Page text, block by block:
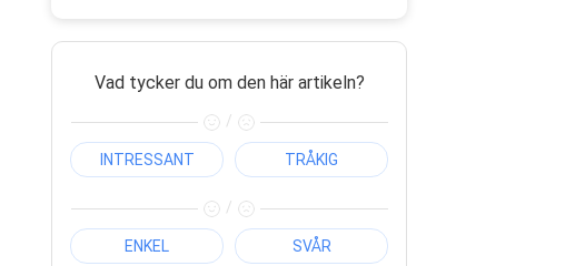
Vad tycker du om den här artikeln?
/
INTRESSANT TRÅKIG
/
ENKEL SVÅR